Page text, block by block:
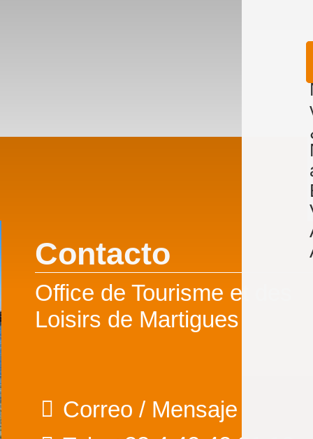
Contacto
Office de Tourisme et des
Loisirs de Martigues
Correo / Mensaje